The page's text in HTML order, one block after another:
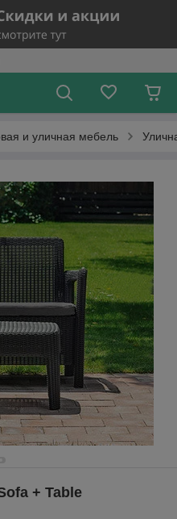
и уличная мебель
+ Table